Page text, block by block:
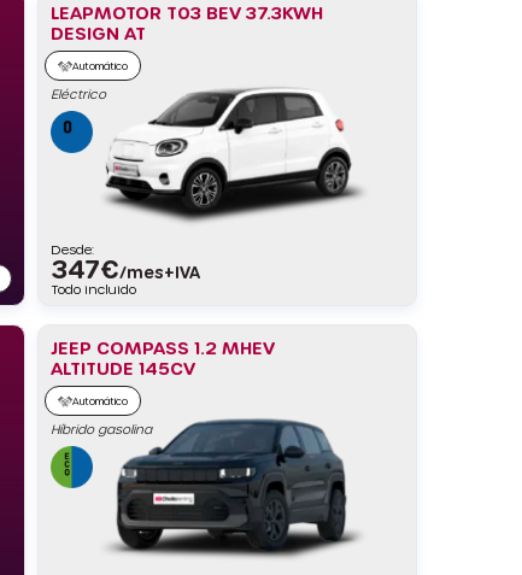
LEAPMOTOR T03 BEV 37.3KWH
DESIGN AT
Automático
Eléctrico
Desde:
347€/mes+IVA
Todo incluido
JEEP COMPASS 1.2 MHEV
ALTITUDE 145CV
Automático
Híbrido gasolina